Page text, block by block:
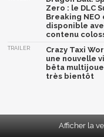
Zero : le DLC
Breaking NEO
disponible
contenu
TRAILER
Crazy Taxi
une nouvelle
bêta
très bientôt
Afficher la